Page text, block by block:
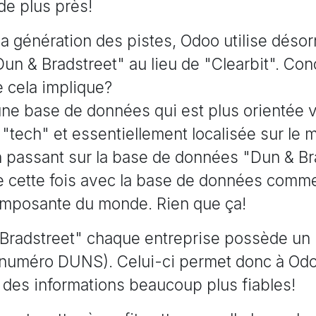
plus près!
génération des pistes, Odoo utilise
& Bradstreet" au lieu de "Clearbit".
cela implique?
base de données qui est plus orientée
et essentiellement localisée sur le
passant sur la base de données "Dun &
cette fois avec la base de données
du monde. Rien que ça!
chaque entreprise possède un
DUNS). Celui-ci permet donc à
informations beaucoup plus fiables!